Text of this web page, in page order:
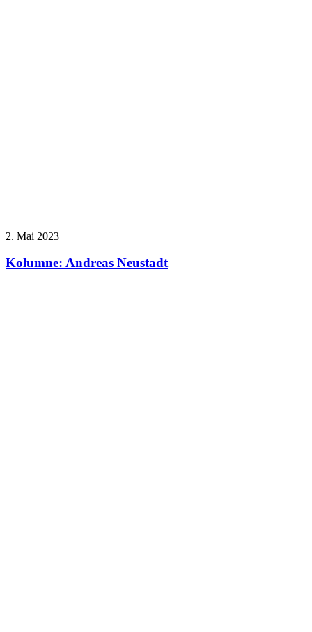
2. Mai 2023
Kolumne: Andreas Neustadt